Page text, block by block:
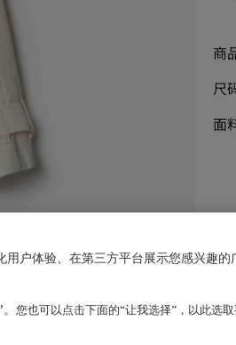
商
尺
面
户体验、在第三方平台展示您感兴趣的
您也可以点击下面的“让我选择”，以此选